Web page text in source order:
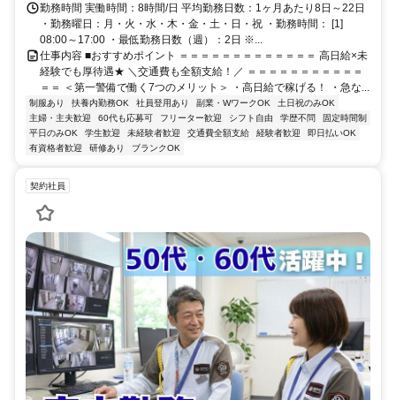
勤務時間 実働時間：8時間/日 平均勤務日数：1ヶ月あたり8日～22日
・勤務曜日：月・火・水・木・金・土・日・祝 ・勤務時間： [1]
08:00～17:00 ・最低勤務日数（週）：2日 ※...
仕事内容 ■おすすめポイント ＝＝＝＝＝＝＝＝＝＝＝＝＝ 高日給×未
経験でも厚待遇★ ＼交通費も全額支給！／ ＝＝＝＝＝＝＝＝＝＝＝
＝＝ ＜第一警備で働く7つのメリット＞ ・高日給で稼げる！ ・急な...
制服あり 扶養内勤務OK 社員登用あり 副業・WワークOK
土日祝のみOK
主婦・主夫歓迎
60代も応募可 フリーター歓迎 シフト自由 学歴不問
固定時間制
平日のみOK
学生歓迎 未経験者歓迎 交通費全額支給 経験者歓迎
即日払いOK
有資格者歓迎
研修あり ブランクOK
契約社員